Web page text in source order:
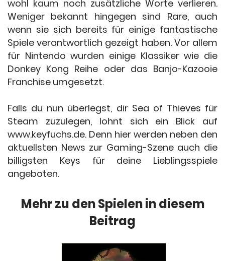
wohl kaum noch zusätzliche Worte verlieren.
Weniger bekannt hingegen sind Rare, auch
wenn sie sich bereits für einige fantastische
Spiele verantwortlich gezeigt haben. Vor allem
für Nintendo wurden einige Klassiker wie die
Donkey Kong Reihe oder das Banjo-Kazooie
Franchise umgesetzt.
Falls du nun überlegst, dir Sea of Thieves für
Steam zuzulegen, lohnt sich ein Blick auf
www.keyfuchs.de. Denn hier werden neben den
aktuellsten News zur Gaming-Szene auch die
billigsten Keys für deine Lieblingsspiele
angeboten.
Mehr zu den Spielen in diesem
Beitrag